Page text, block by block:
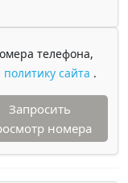
телефона,
сайта .
Запросить
номера